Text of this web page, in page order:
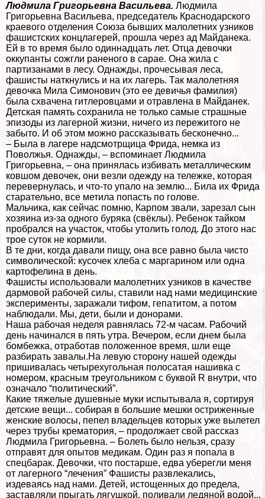
Людмила Григорьевна Васильева. Людмила
Григорьевна Васильева, председатель Краснодарского
краевого отделения Союза бывших малолетних узников
фашистских концлагерей, прошла через ад Майданека.
Ей в то время было одиннадцать лет. Отца дeвoчки
оккупанты сожгли раненого в сарае. Она жила с
партизанами в лесу. Однажды, прочесывая леса,
фашисты наткнулись и на их лагерь. Так малолетняя
дeвoчка Мила Симонович (это ее девичья фамилия)
была схвачена гитлеровцами и отравлена в Майданек.
Детская память сохранила не только самые страшные
эпизоды из лагерной жизни, ничего из пережитого не
забыто. И об этом можно рассказывать бесконечно...
– Была в лагере надсмотрщица Фрида, немка из
Поволжья. Однажды, – вспоминает Людмила
Григорьевна, – она принялась избивать металлическим
ковшом девочек, они везли одежду на тележке, которая
перевернулась, и что-то упало на землю... Била их Фрида
старательно, все метила попасть по голове.
Мальчика, как сейчас помню, Карпом звали, зарезал сын
хозяина из-за одного буряка (свёклы). Ребенок тайком
пробрался на участок, чтобы утолить голод. До этого нас
трое суток не кормили.
В те дни, когда давали пищу, она все равно была чисто
символической: кусочек хлеба с маргарином или одна
картофелина в день.
Фашисты использовали малолетних узников в качестве
дармовой рабочей силы, ставили над нами медицинские
эксперименты, заражали тифом, гепатитом, а потом
наблюдали. Мы, дети, были и донорами.
Наша рабочая неделя равнялась 72-м часам. Рабочий
день начинался в пять утра. Вечером, если днем была
бомбежка, отработав положенное время, шли еще
разбирать завалы.На левую сторону нашей одежды
пришивалась четырехугольная полосатая нашивка с
номером, красным треугольником с буквой R внутри, что
означало “политический”.
Какие тяжелые душевные муки испытывала я, сортируя
детские вещи... собирая в большие мешки остриженные
женские волосы, пепел владельцев которых уже вылетел
через трубы крематория, – продолжает свой рассказ
Людмила Григорьевна. – Болеть было нельзя, сразу
отправят для опытов медикам. Один раз я попала в
спецбаpaк. Дeвoчки, что постарше, едва уберегли меня
от лагерного “лечения” Фашисты развлекались,
издеваясь над нами. Детей, истощенных до предела,
заставляли прыгать лягушкой, поливали ледяной водой...